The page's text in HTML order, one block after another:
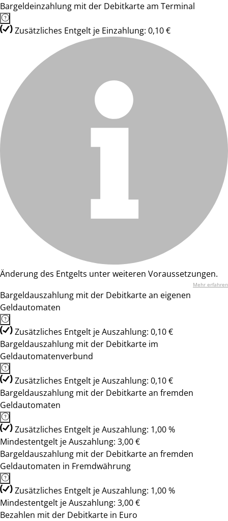
Bargeldeinzahlung mit der Debitkarte am Terminal
Zusätzliches Entgelt je Einzahlung: 0,10 €
Änderung des Entgelts unter weiteren Voraussetzungen.
Mehr erfahren
Bargeldauszahlung mit der Debitkarte an eigenen
Geldautomaten
Zusätzliches Entgelt je Auszahlung: 0,10 €
Bargeldauszahlung mit der Debitkarte im
Geldautomatenverbund
Zusätzliches Entgelt je Auszahlung: 0,10 €
Bargeldauszahlung mit der Debitkarte an fremden
Geldautomaten
Zusätzliches Entgelt je Auszahlung: 1,00 %
Mindestentgelt je Auszahlung: 3,00 €
Bargeldauszahlung mit der Debitkarte an fremden
Geldautomaten in Fremdwährung
Zusätzliches Entgelt je Auszahlung: 1,00 %
Mindestentgelt je Auszahlung: 3,00 €
Bezahlen mit der Debitkarte in Euro